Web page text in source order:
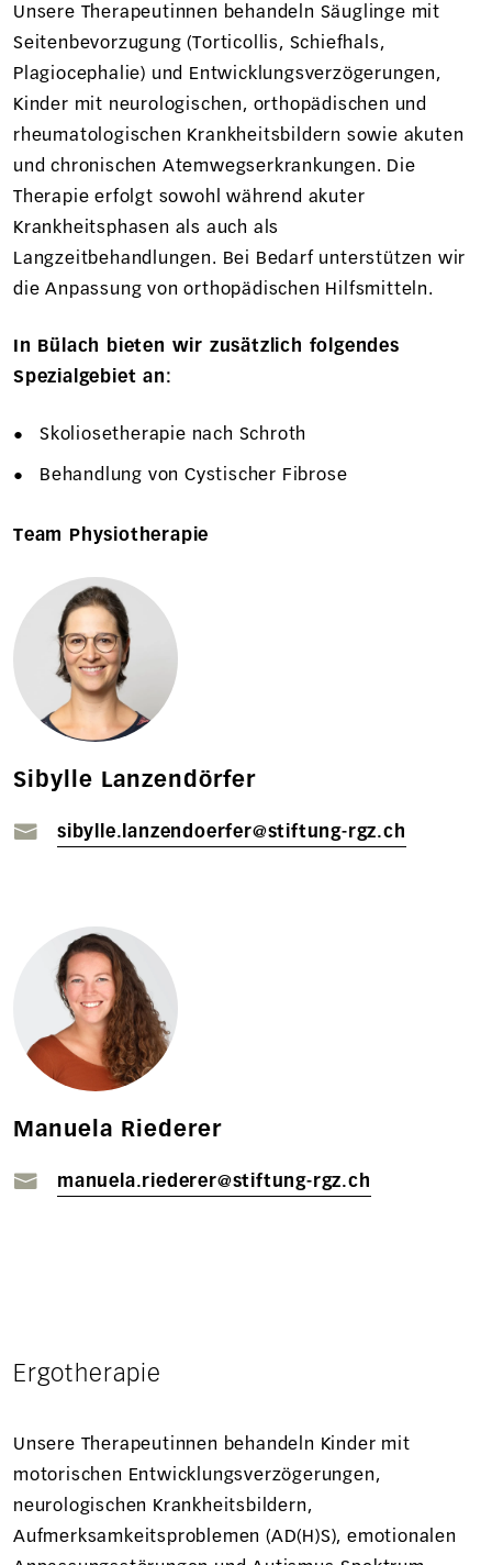
Unsere Therapeutinnen behandeln Säuglinge mit
Seitenbevorzugung (Torticollis, Schiefhals,
Plagiocephalie) und Entwicklungsverzögerungen,
Kinder mit neurologischen, orthopädischen und
rheumatologischen Krankheitsbildern sowie akuten
und chronischen Atemwegserkrankungen. Die
Therapie erfolgt sowohl während akuter
Krankheitsphasen als auch als
Langzeitbehandlungen. Bei Bedarf unterstützen wir
die Anpassung von orthopädischen Hilfsmitteln.
In Bülach bieten wir zusätzlich folgendes
Spezialgebiet an:
Skoliosetherapie nach Schroth
Behandlung von Cystischer Fibrose
Team Physiotherapie
Sibylle Lanzendörfer
sibylle.lanzendoerfer@stiftung-rgz.ch
Manuela Riederer
manuela.riederer@stiftung-rgz.ch
Ergotherapie
Unsere Therapeutinnen behandeln Kinder mit
motorischen Entwicklungsverzögerungen,
neurologischen Krankheitsbildern,
Aufmerksamkeitsproblemen (AD(H)S), emotionalen